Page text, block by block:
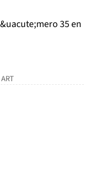
ART